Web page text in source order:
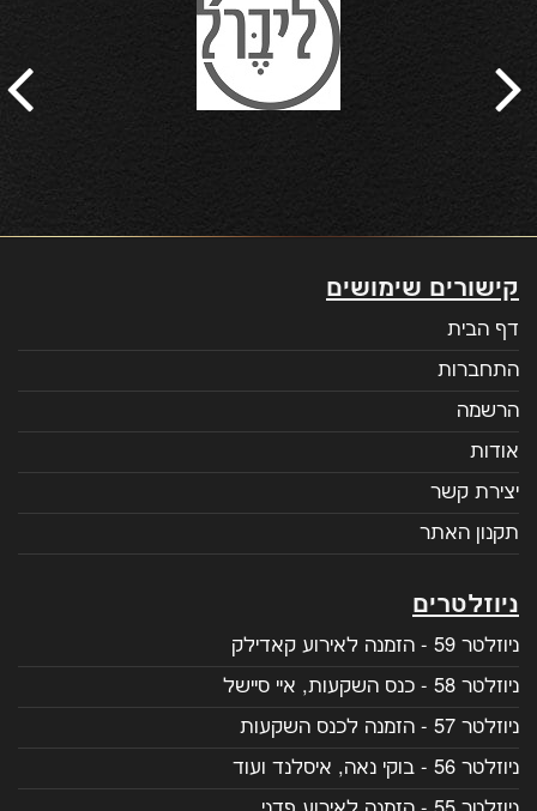
קישורים שימושים
דף הבית
התחברות
הרשמה
אודות
יצירת קשר
תקנון האתר
ניוזלטרים
ניוזלטר 59 - הזמנה לאירוע קאדילק
ניוזלטר 58 - כנס השקעות, איי סיישל
ניוזלטר 57 - הזמנה לכנס השקעות
ניוזלטר 56 - בוקי נאה, איסלנד ועוד